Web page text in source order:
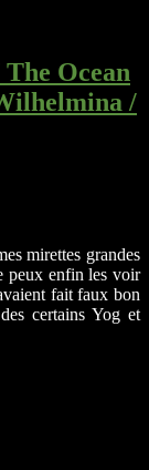
Ocean
/
mirettes grandes
peux enfin les voir
fait faux bon
certains Yog et